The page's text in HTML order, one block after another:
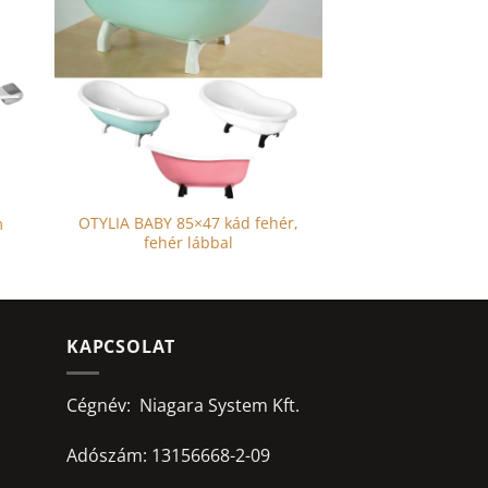
OTYLIA BABY 85×47 kád fehér,
fehér lábbal
KAPCSOLAT
Cégnév: Niagara System Kft.
Adószám: 13156668-2-09